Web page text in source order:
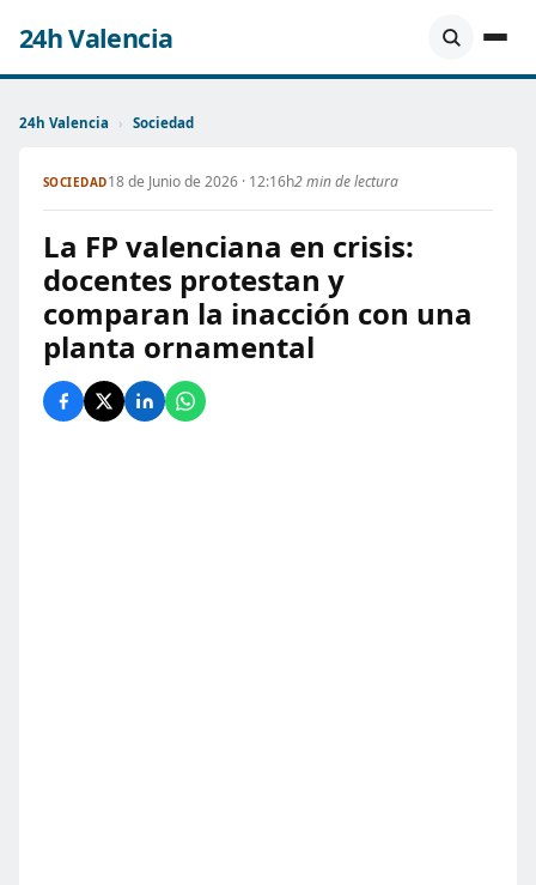
24h Valencia
24h Valencia › Sociedad
SOCIEDAD18 de Junio de 2026 · 12:16h2 min de lectura
La FP valenciana en crisis:
docentes protestan y
comparan la inacción con una
planta ornamental